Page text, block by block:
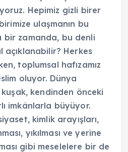
Hepimiz gizli birer
ulaşmanın bu
zamanda, bu denli
açıklanabilir? Herkes
toplumsal hafızamız
oluyor. Dünya
kendinden önceki
imkânlarla büyüyor.
kimlik arayışları,
yıkılması ve yerine
gibi meselelere bir de